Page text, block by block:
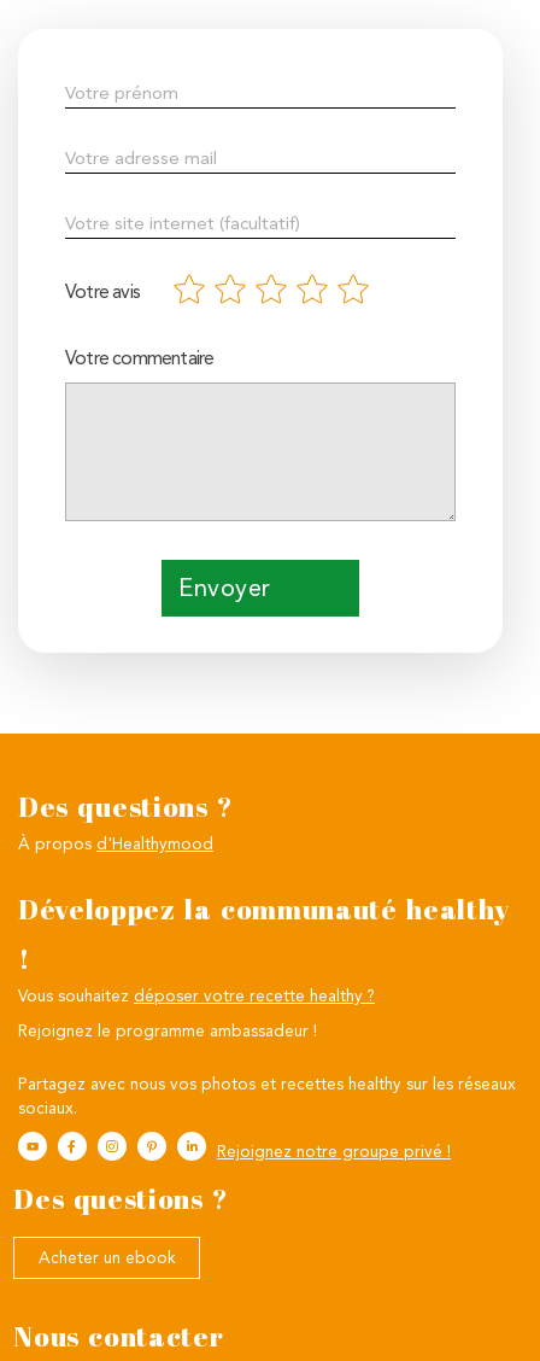
Votre avis
Votre commentaire
Envoyer
Des questions ?
À propos d'Healthymood
Développez la communauté healthy
!
Vous souhaitez déposer votre recette healthy ?
Rejoignez le programme ambassadeur !
Partagez avec nous vos photos et recettes healthy sur les réseaux
sociaux.
Rejoignez notre groupe privé !
Des questions ?
Acheter un ebook
Nous contacter